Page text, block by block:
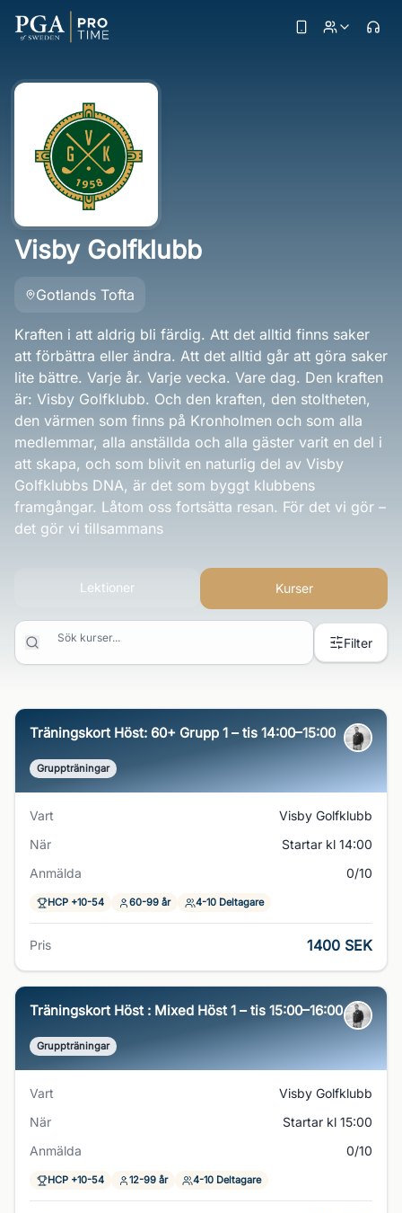
Visby Golfklubb
Gotlands Tofta
Kraften i att aldrig bli färdig. Att det alltid finns saker
att förbättra eller ändra. Att det alltid går att göra saker
lite bättre. Varje år. Varje vecka. Vare dag. Den kraften
är: Visby Golfklubb. Och den kraften, den stoltheten,
den värmen som finns på Kronholmen och som alla
medlemmar, alla anställda och alla gäster varit en del i
att skapa, och som blivit en naturlig del av Visby
Golfklubbs DNA, är det som byggt klubbens
framgångar. Låtom oss fortsätta resan. För det vi gör –
det gör vi tillsammans
Lektioner Kurser
Sök kurser... Filter
Träningskort Höst: 60+ Grupp 1 – tis 14:00–15:00
Gruppträningar
Vart
Visby Golfklubb
När
Startar kl 14:00
Anmälda
0/10
HCP +10-54 60-99 år 4-10 Deltagare
Pris 1400 SEK
Träningskort Höst : Mixed Höst 1 – tis 15:00–16:00
Gruppträningar
Vart
Visby Golfklubb
När
Startar kl 15:00
Anmälda
0/10
HCP +10-54 12-99 år 4-10 Deltagare